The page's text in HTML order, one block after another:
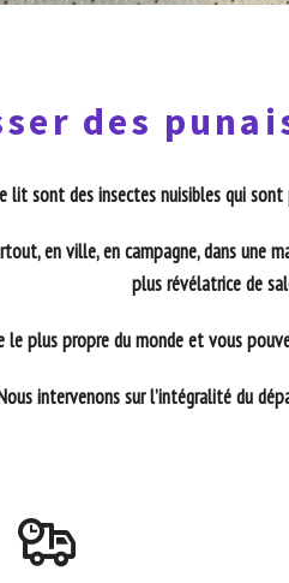
des
lit sont des insectes nuisibles qui
en ville, en campagne, dans une
plus révélatrice de
plus propre du monde et vous
intervenons sur l’intégralité du